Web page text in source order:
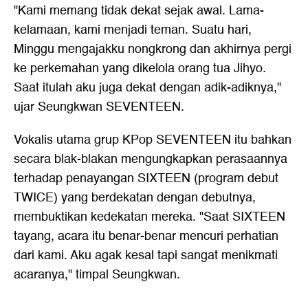
"Kami memang tidak dekat sejak awal. Lama-
kelamaan, kami menjadi teman. Suatu hari,
Minggu mengajakku nongkrong dan akhirnya pergi
ke perkemahan yang dikelola orang tua Jihyo.
Saat itulah aku juga dekat dengan adik-adiknya,"
ujar Seungkwan SEVENTEEN.
Vokalis utama grup KPop SEVENTEEN itu bahkan
secara blak-blakan mengungkapkan perasaannya
terhadap penayangan SIXTEEN (program debut
TWICE) yang berdekatan dengan debutnya,
membuktikan kedekatan mereka. "Saat SIXTEEN
tayang, acara itu benar-benar mencuri perhatian
dari kami. Aku agak kesal tapi sangat menikmati
acaranya," timpal Seungkwan.